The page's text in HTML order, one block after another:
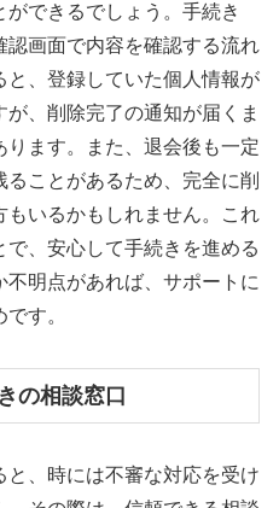
できるでしょう。手続き
画面で内容を確認する流れ
、登録していた個人情報が
、削除完了の通知が届くま
ます。また、退会後も一定
ことがあるため、完全に削
もいるかもしれません。これ
、安心して手続きを進める
明点があれば、サポートに
す。
の相談窓口
、時には不審な対応を受け